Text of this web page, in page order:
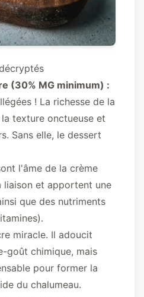
(30% MG minimum) :
! La richesse de la
texture onctueuse et
Sans elle, le dessert
l'âme de la crème
liaison et apportent une
que des nutriments
miracle. Il adoucit
goût chimique, mais
pour former la
du chalumeau.